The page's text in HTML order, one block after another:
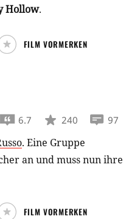
Hollow.
FILM VORMERKEN
6.7 240 97
. Eine Gruppe
an und muss nun ihre
FILM VORMERKEN